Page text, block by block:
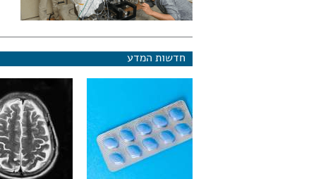
חדשות המדע